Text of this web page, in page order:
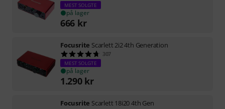
MEST SOLGTE
på lager
666 kr
Focusrite Scarlett 2i2 4th Generation
307
MEST SOLGTE
på lager
1.290 kr
Focusrite Scarlett 18i20 4th Gen